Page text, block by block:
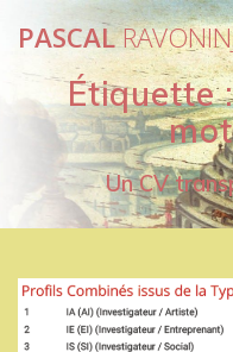
PASCAL
Étiquette
Un CV